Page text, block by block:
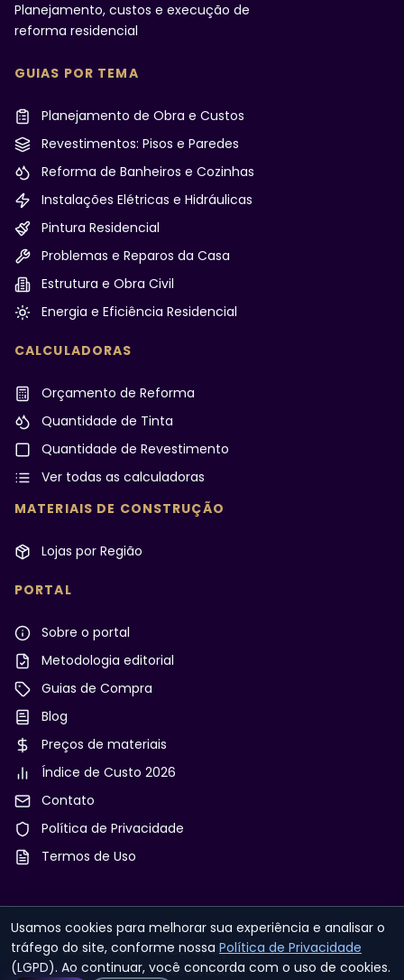
Planejamento, custos e execução de
reforma residencial
GUIAS POR TEMA
Planejamento de Obra e Custos
Revestimentos: Pisos e Paredes
Reforma de Banheiros e Cozinhas
Instalações Elétricas e Hidráulicas
Pintura Residencial
Problemas e Reparos da Casa
Estrutura e Obra Civil
Energia e Eficiência Residencial
CALCULADORAS
Orçamento de Reforma
Quantidade de Tinta
Quantidade de Revestimento
Ver todas as calculadoras
MATERIAIS DE CONSTRUÇÃO
Lojas por Região
PORTAL
Sobre o portal
Metodologia editorial
Guias de Compra
Blog
Preços de materiais
Índice de Custo 2026
Contato
Política de Privacidade
Termos de Uso
© 2026 Reforma & Construção. Todos os direitos
reservados.
Usamos cookies para melhorar sua experiência e analisar o
tráfego do site, conforme nossa Política de Privacidade
(LGPD). Ao continuar, você concorda com o uso de cookies.